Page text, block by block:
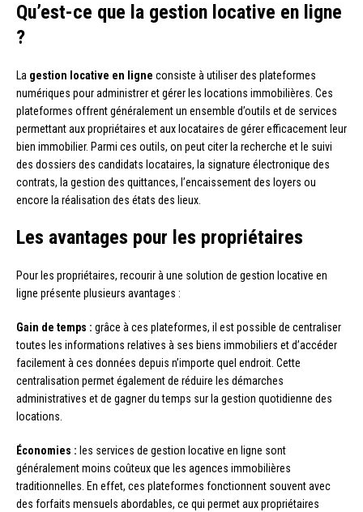
Qu’est-ce que la gestion locative en ligne
?
La gestion locative en ligne consiste à utiliser des plateformes
numériques pour administrer et gérer les locations immobilières. Ces
plateformes offrent généralement un ensemble d’outils et de services
permettant aux propriétaires et aux locataires de gérer efficacement leur
bien immobilier. Parmi ces outils, on peut citer la recherche et le suivi
des dossiers des candidats locataires, la signature électronique des
contrats, la gestion des quittances, l’encaissement des loyers ou
encore la réalisation des états des lieux.
Les avantages pour les propriétaires
Pour les propriétaires, recourir à une solution de gestion locative en
ligne présente plusieurs avantages :
Gain de temps : grâce à ces plateformes, il est possible de centraliser
toutes les informations relatives à ses biens immobiliers et d’accéder
facilement à ces données depuis n’importe quel endroit. Cette
centralisation permet également de réduire les démarches
administratives et de gagner du temps sur la gestion quotidienne des
locations.
Économies : les services de gestion locative en ligne sont
généralement moins coûteux que les agences immobilières
traditionnelles. En effet, ces plateformes fonctionnent souvent avec
des forfaits mensuels abordables, ce qui permet aux propriétaires